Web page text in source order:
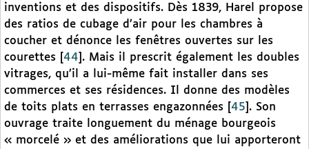
inventions et des dispositifs. Dès 1839, Harel propose
des ratios de cubage d’air pour les chambres à
coucher et dénonce les fenêtres ouvertes sur les
courettes
44 . Mais il prescrit également les doubles
vitrages, qu’il a lui-même fait installer dans ses
commerces et ses résidences. Il donne des modèles
de toits plats en terrasses engazonnées
45 . Son
ouvrage traite longuement du ménage bourgeois
« morcelé » et des améliorations que lui apporteront